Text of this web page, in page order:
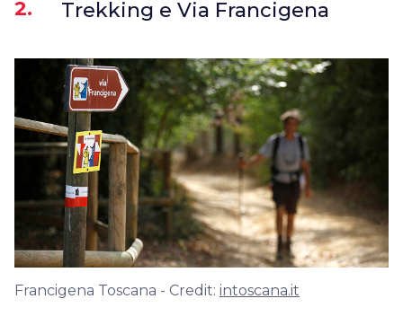
2. Trekking e Via Francigena
Francigena Toscana - Credit: intoscana.it